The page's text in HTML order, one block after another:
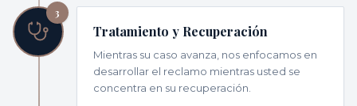
3
Tratamiento y Recuperación
Mientras su caso avanza, nos enfocamos en
desarrollar el reclamo mientras usted se
concentra en su recuperación.